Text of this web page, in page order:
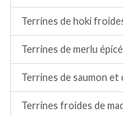
Terrines de hoki
Terrines de merlu
Terrines de saumon
Terrines froides de